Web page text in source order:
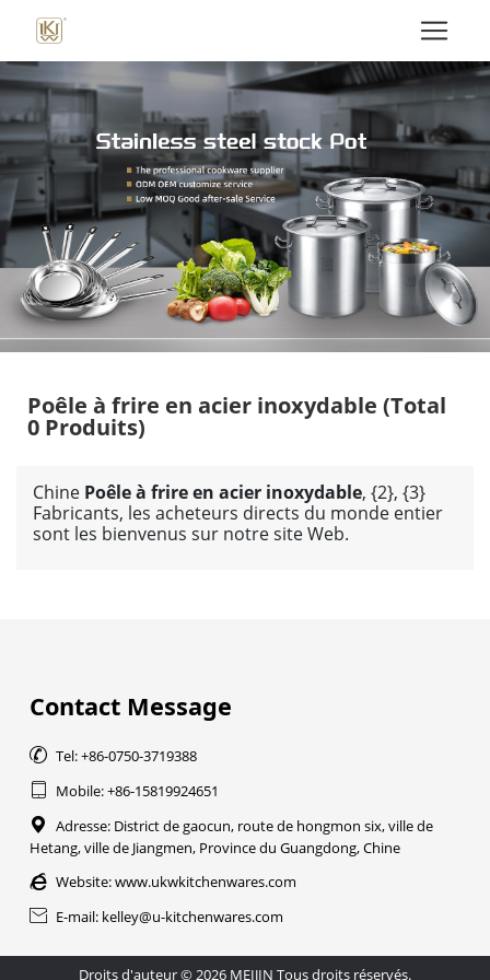
Poêle à frire en acier inoxydable (Total
0 Produits)
Chine Poêle à frire en acier inoxydable, {2}, {3}
Fabricants, les acheteurs directs du monde entier
sont les bienvenus sur notre site Web.
Contact Message
 Tel: +86-0750-3719388
 Mobile: +86-15819924651

Adresse: District de gaocun, route de hongmon six, ville de
Hetang, ville de Jiangmen, Province du Guangdong, Chine
 Website:www.ukwkitchenwares.com
 E-mail: kelley@u-kitchenwares.com
Droits d'auteur © 2026 MEIJIN Tous droits réservés.